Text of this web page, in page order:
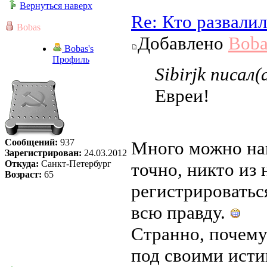
Вернуться наверх
Bobas
Bobas's
Профиль
Сообщений: 937
Зарегистрирован: 24.03.2012
Откуда: Санкт-Петербург
Возраст: 65
Re: Кто
Добавлено
Sibirjk
Евреи!
Много можно
точно, никто из
всю правду.
Странно,
под своими